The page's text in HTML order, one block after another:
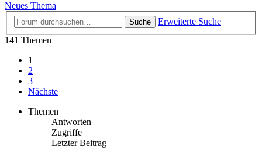
Neues Thema
Suche
Erweiterte Suche
141 Themen
1
2
3
Nächste
Themen
Antworten
Zugriffe
Letzter Beitrag